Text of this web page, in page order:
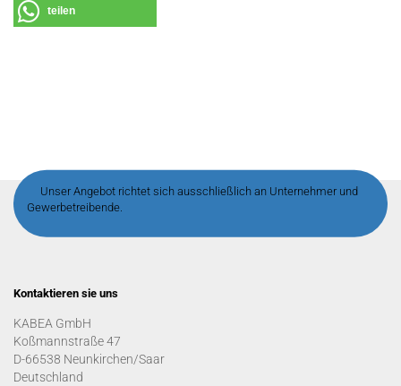
teilen
Unser Angebot richtet sich ausschließlich an Unternehmer und
Gewerbetreibende.
Kontaktieren sie uns
KABEA GmbH
Koßmannstraße 47
D-66538 Neunkirchen/Saar
Deutschland